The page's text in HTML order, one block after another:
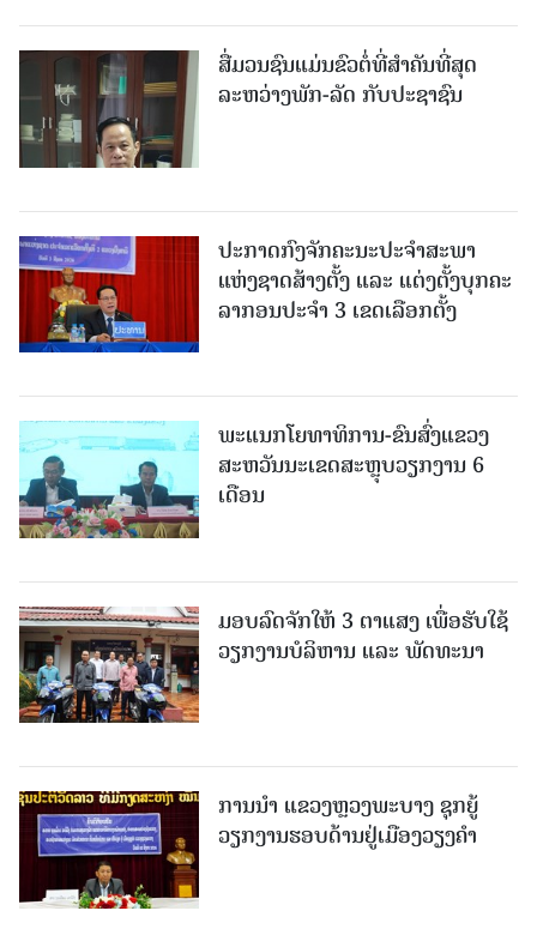
ສື່ມວນຊົນແມ່ນຂົວຕໍ່ທີ່ສໍາຄັນທີ່ສຸດ
ລະຫວ່າງພັກ-ລັດ ກັບປະຊາຊົນ
ປະກາດກົງຈັກຄະນະປະຈໍາສະພາ
ແຫ່ງຊາດສ້າງຕັ້ງ ແລະ ແຕ່ງຕັ້ງບຸກຄະ
ລາກອນປະຈໍາ 3 ເຂດເລືອກຕັ້ງ
ພະແນກໂຍທາທິການ-ຂົນສົ່ງແຂວງ
ສະຫວັນນະເຂດສະຫຼຸບວຽກງານ 6
ເດືອນ
ມອບລົດຈັກໃຫ້ 3 ຕາແສງ ເພື່ອຮັບໃຊ້
ວຽກງານບໍລິຫານ ແລະ ພັດທະນາ
ການນຳ ແຂວງຫຼວງພະບາງ ຊຸກຍູ້
ວຽກງານຮອບດ້ານຢູ່ເມືອງວຽງຄໍາ